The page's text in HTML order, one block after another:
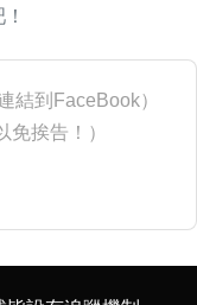
結到FaceBook）
免挨告！）